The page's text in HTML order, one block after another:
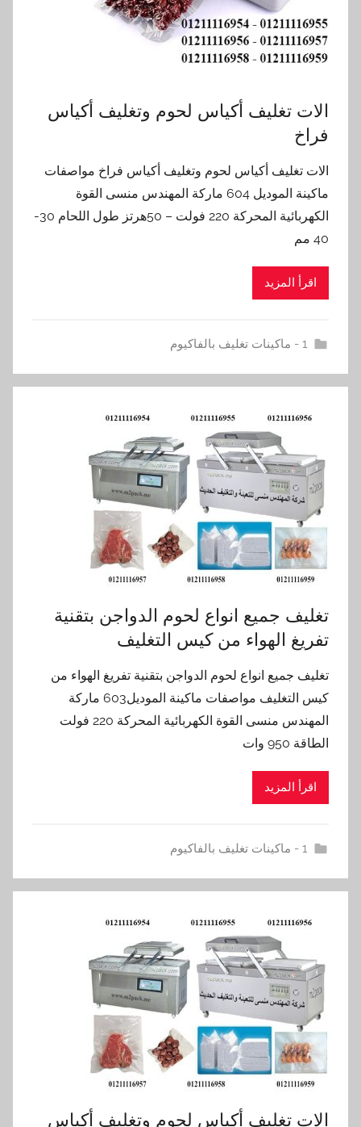
الات تغليف أكياس لحوم وتغليف أكياس
فراخ
الات تغليف أكياس لحوم وتغليف أكياس فراخ مواصفات
ماكينة الموديل 604 ماركة المهندس منسى القوة
الكهربائية المحركة 220 فولت – 50هرتز طول اللحام 30-
40 مم
اقرأ المزيد
1 - ماكينات تغليف بالفاكيوم
تغليف جميع انواع لحوم الدواجن بتقنية
تفريغ الهواء من كيس التغليف
تغليف جميع انواع لحوم الدواجن بتقنية تفريغ الهواء من
كيس التغليف مواصفات ماكينة الموديل603 ماركة
المهندس منسى القوة الكهربائية المحركة 220 فولت
الطاقة 950 وات
اقرأ المزيد
1 - ماكينات تغليف بالفاكيوم
الات تغليف أكياس لحوم وتغليف أكياس